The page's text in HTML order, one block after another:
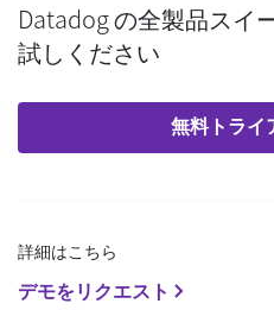
Datadog の全製品スイ
試しください
無料トライ
詳細はこちら
デモをリクエスト